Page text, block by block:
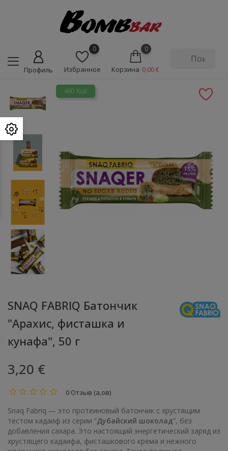
Профиль
0
Избранное
0
Корзина 0,00 €
460 Kcal
SNAQ FABRIQ Батончик
"Арахис, фисташка и
кунафа", 50 г
3,20 €
0 Отзыв (а,ов)
Snaq Fabriq — это протеиновый батончик с хрустящим
тестом кадаиф из серии “Дубайский шоколад”, без
добавления сахара. Это настоящий энергетический заряд из
хрустящего кадаифа, фисташкового крема и нежного